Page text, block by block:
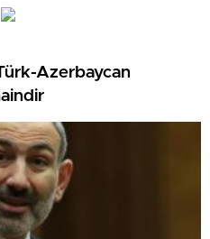
Azerbaycan